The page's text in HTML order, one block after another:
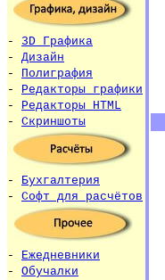
- 3D Графика
- Дизайн
- Полиграфия
- Редакторы графики
- Редакторы HTML
- Скриншоты
- Бухгалтерия
- Софт для расчётов
- Ежедневники
- Обучалки